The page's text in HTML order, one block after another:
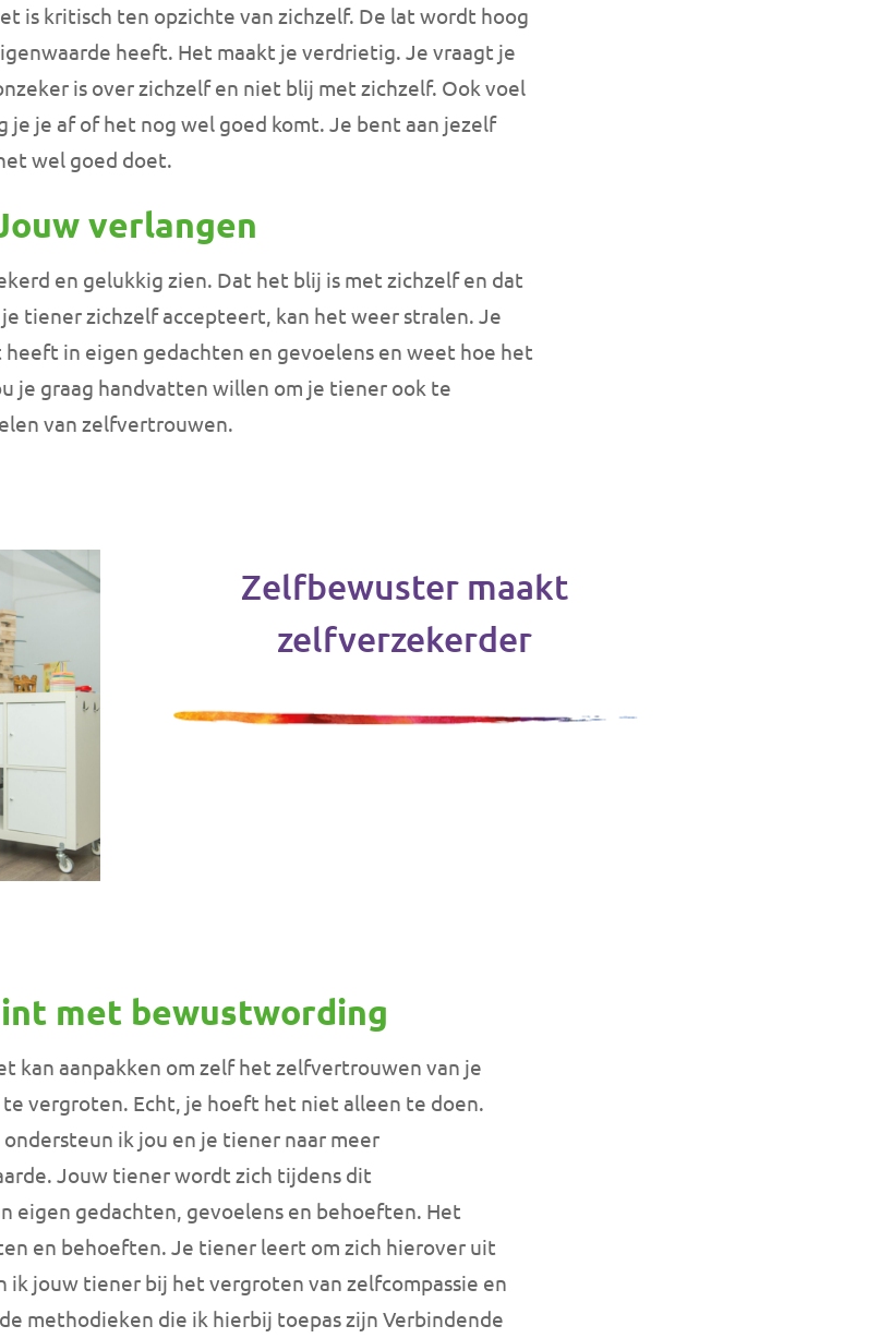
is kritisch ten opzichte van zichzelf. De lat wordt hoog
heeft. Het maakt je verdrietig. Je vraagt je
is over zichzelf en niet blij met zichzelf. Ook voel
je je af of het nog wel goed komt. Je bent aan jezelf
wel goed doet.
verlangen
en gelukkig zien. Dat het blij is met zichzelf en dat
tiener zichzelf accepteert, kan het weer stralen. Je
in eigen gedachten en gevoelens en weet hoe het
je graag handvatten willen om je tiener ook te
van zelfvertrouwen.
Zelfbewuster maakt
zelfverzekerder
met bewustwording
kan aanpakken om zelf het zelfvertrouwen van je
vergroten. Echt, je hoeft het niet alleen te doen.
ik jou en je tiener naar meer
Jouw tiener wordt zich tijdens dit
eigen gedachten, gevoelens en behoeften. Het
en behoeften. Je tiener leert om zich hierover uit
ik jouw tiener bij het vergroten van zelfcompassie en
methodieken die ik hierbij toepas zijn Verbindende